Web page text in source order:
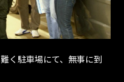
く駐車場にて、無事に到